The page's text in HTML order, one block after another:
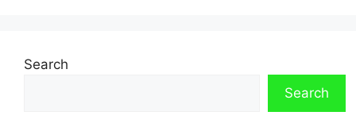
Search
Search